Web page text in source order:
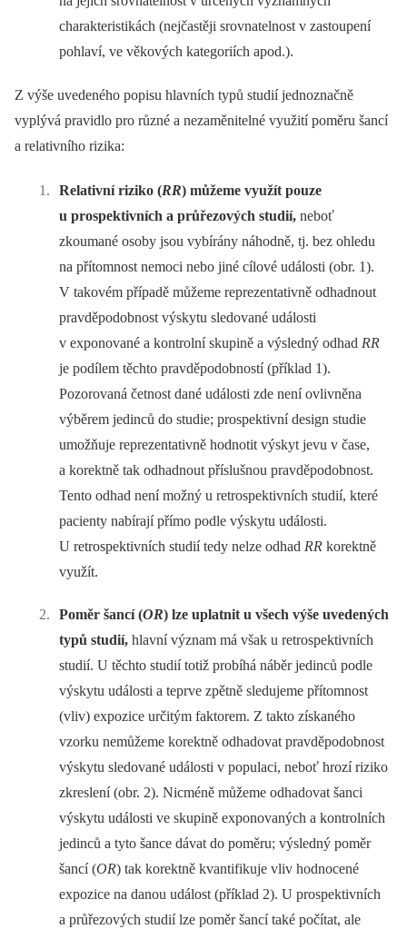
charakteristikách (nejčastěji srovnatelnost v zastoupení
pohlaví, ve věkových kategoriích apod.).
Z výše uvedeného popisu hlavních typů studií jednoznačně
vyplývá pravidlo pro různé a nezaměnitelné využití poměru šancí
a relativního rizika:
Relativní riziko (RR) můžeme využít pouze
u prospektivních a průřezových studií, neboť
zkoumané osoby jsou vybírány náhodně, tj. bez ohledu
na přítomnost nemoci nebo jiné cílové události (obr. 1).
V takovém případě můžeme reprezentativně odhadnout
pravděpodobnost výskytu sledované události
v exponované a kontrolní skupině a výsledný odhad RR
je podílem těchto pravděpodobností (příklad 1).
Pozorovaná četnost dané události zde není ovlivněna
výběrem jedinců do studie; prospektivní design studie
umožňuje reprezentativně hodnotit výskyt jevu v čase,
a korektně tak odhadnout příslušnou pravděpodobnost.
Tento odhad není možný u retrospektivních studií, které
pacienty nabírají přímo podle výskytu události.
U retrospektivních studií tedy nelze odhad RR korektně
využít.
Poměr šancí (OR) lze uplatnit u všech výše uvedených
typů studií, hlavní význam má však u retrospektivních
studií. U těchto studií totiž probíhá náběr jedinců podle
výskytu události a teprve zpětně sledujeme přítomnost
(vliv) expozice určitým faktorem. Z takto získaného
vzorku nemůžeme korektně odhadovat pravděpodobnost
výskytu sledované události v populaci, neboť hrozí riziko
zkreslení (obr. 2). Nicméně můžeme odhadovat šanci
výskytu události ve skupině exponovaných a kon­trolních
jedinců a tyto šance dávat do poměru; výsledný poměr
šancí (OR) tak korektně kvantifikuje vliv hodnocené
expozice na danou událost (příklad 2). U prospektivních
a průřezových studií lze poměr šancí také počítat, ale